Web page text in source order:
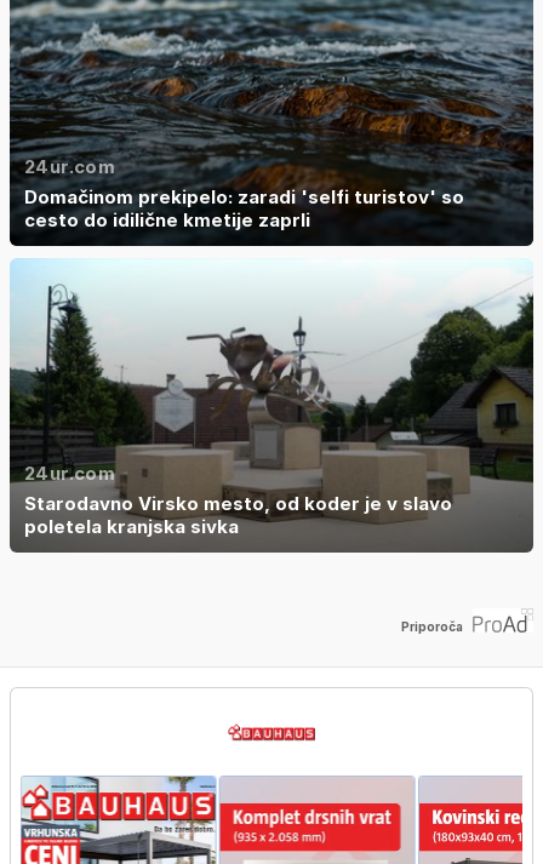
24ur.com
Domačinom prekipelo: zaradi 'selfi turistov' so
cesto do idilične kmetije zaprli
24ur.com
Starodavno Virsko mesto, od koder je v slavo
poletela kranjska sivka
Priporoča